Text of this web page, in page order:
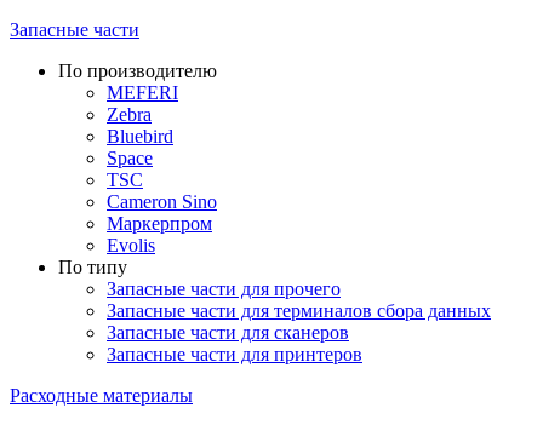
Запасные части
По производителю
MEFERI
Zebra
Bluebird
Space
TSC
Cameron Sino
Маркерпром
Evolis
По типу
Запасные части для прочего
Запасные части для терминалов сбора данных
Запасные части для сканеров
Запасные части для принтеров
Расходные материалы